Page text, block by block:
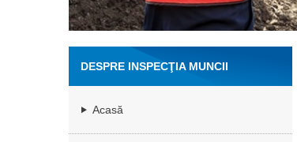
DESPRE INSPECŢIA MUNCII
Acasă